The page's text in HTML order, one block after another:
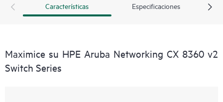
Características Especificaciones
Maximice su HPE Aruba Networking CX 8360 v2
Switch Series